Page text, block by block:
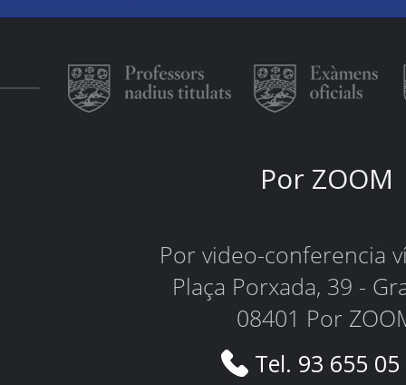
Por ZOOM
Por video-conferencia
Plaça Porxada, 39 -
08401 Por
Tel. 93 655